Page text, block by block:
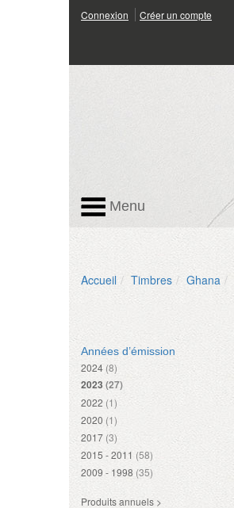
Connexion Créer un compte
Menu
Accueil Timbres Ghana
Années d’émission
2024 (8)
2023 (27)
2022 (1)
2020 (1)
2017 (3)
2015 - 2011 (58)
2009 - 1998 (35)
Produits annuels >